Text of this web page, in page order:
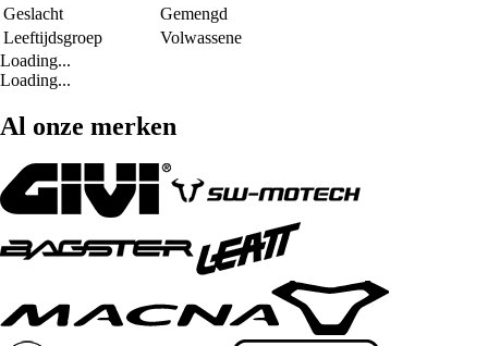
Geslacht
Gemengd
Leeftijdsgroep
Volwassene
Loading...
Loading...
Al onze merken